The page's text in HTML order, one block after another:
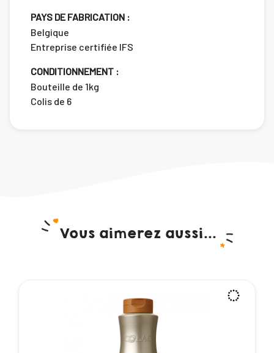
PAYS DE FABRICATION :
Belgique
Entreprise certifiée IFS
CONDITIONNEMENT :
Bouteille de 1kg
Colis de 6
Vous aimerez aussi...